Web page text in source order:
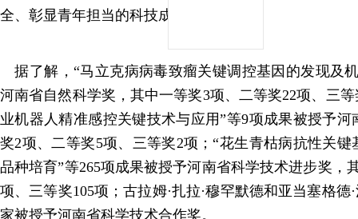
全、彰显青年担当的科技成果脱颖而出。
据了解，“马立克病病毒致瘤关键调控基因的发现及
河南省自然科学奖，其中一等奖3项、二等奖22项、三
业机器人精准感控关键技术与应用”等9项成果被授予
奖2项、二等奖5项、三等奖2项；“花生青枯病抗性关
品种培育”等265项成果被授予河南省科学技术进步奖，
项、三等奖105项；古拉姆·扎拉·穆罕默德和亚当塞格德
家被授予河南省科学技术合作奖。